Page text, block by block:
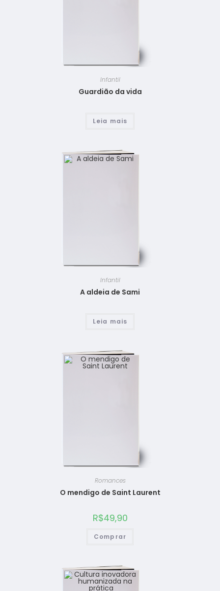
Infantil
Guardião da vida
Leia mais
Infantil
A aldeia de Sami
Leia mais
Romances
O mendigo de Saint Laurent
R$49,90
Comprar